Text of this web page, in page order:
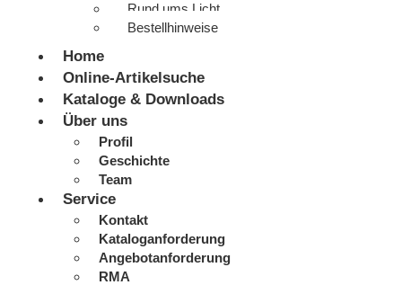
Rund ums Licht
Bestellhinweise
Home
Online-Artikelsuche
Kataloge & Downloads
Über uns
Profil
Geschichte
Team
Service
Kontakt
Kataloganforderung
Angebotanforderung
RMA